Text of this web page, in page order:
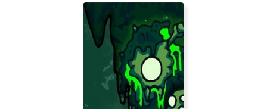
Chrysler West Coast Rally